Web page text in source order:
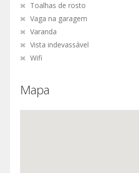
Toalhas de rosto
Vaga na garagem
Varanda
Vista indevassável
Wifi
Mapa